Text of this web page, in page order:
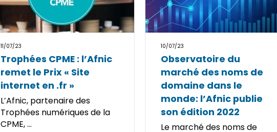
11/07/23
Trophées CPME : l’Afnic
remet le Prix « Site
internet en .fr »
L’Afnic, partenaire des
Trophées numériques de la
CPME, ...
10/07/23
Observatoire du
marché des noms de
domaine dans le
monde: l’Afnic publie
son édition 2022
Le marché des noms de